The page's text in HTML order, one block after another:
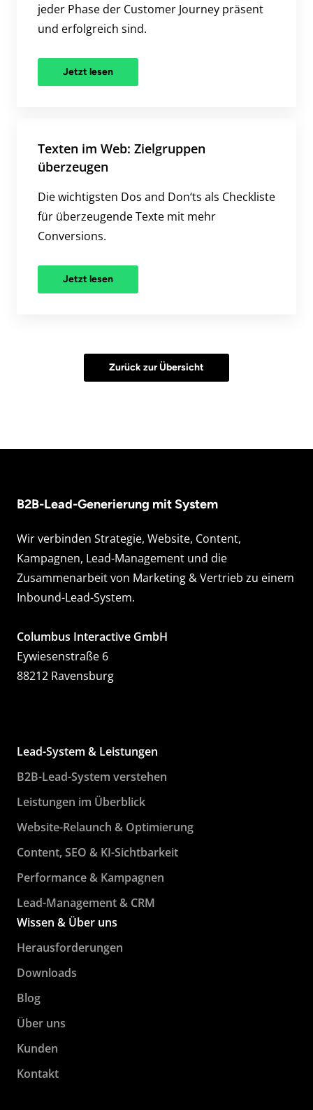
jeder Phase der Customer Journey präsent
und erfolgreich sind.
Jetzt lesen
Texten im Web: Zielgruppen
überzeugen
Die wichtigsten Dos and Don‘ts als Checkliste
für überzeugende Texte mit mehr
Conversions.
Jetzt lesen
Zurück zur Übersicht
B2B-Lead-Generierung mit System
Wir verbinden Strategie, Website, Content,
Kampagnen, Lead-Management und die
Zusammenarbeit von Marketing & Vertrieb zu einem
Inbound-Lead-System.
Columbus Interactive GmbH
Eywiesenstraße 6
88212 Ravensburg
Lead-System & Leistungen
B2B-Lead-System verstehen
Leistungen im Überblick
Website-Relaunch & Optimierung
Content, SEO & KI-Sichtbarkeit
Performance & Kampagnen
Lead-Management & CRM
Wissen & Über uns
Herausforderungen
Downloads
Blog
Über uns
Kunden
Kontakt